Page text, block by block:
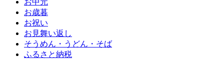
お中元
お歳暮
お祝い
お見舞い返し
そうめん・うどん・そば
ふるさと納税